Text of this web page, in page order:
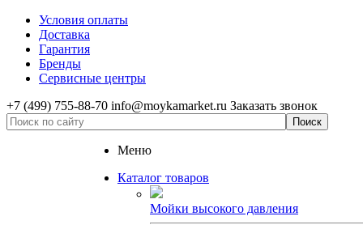
Условия оплаты
Доставка
Гарантия
Бренды
Сервисные центры
+7 (499) 755-88-70 info@moykamarket.ru Заказать звонок
Меню
Каталог товаров
Мойки высокого давления